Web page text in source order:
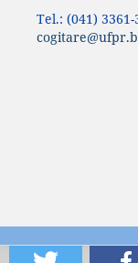
Tel.: (041)